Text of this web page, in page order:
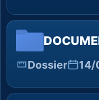
Dossier 14/